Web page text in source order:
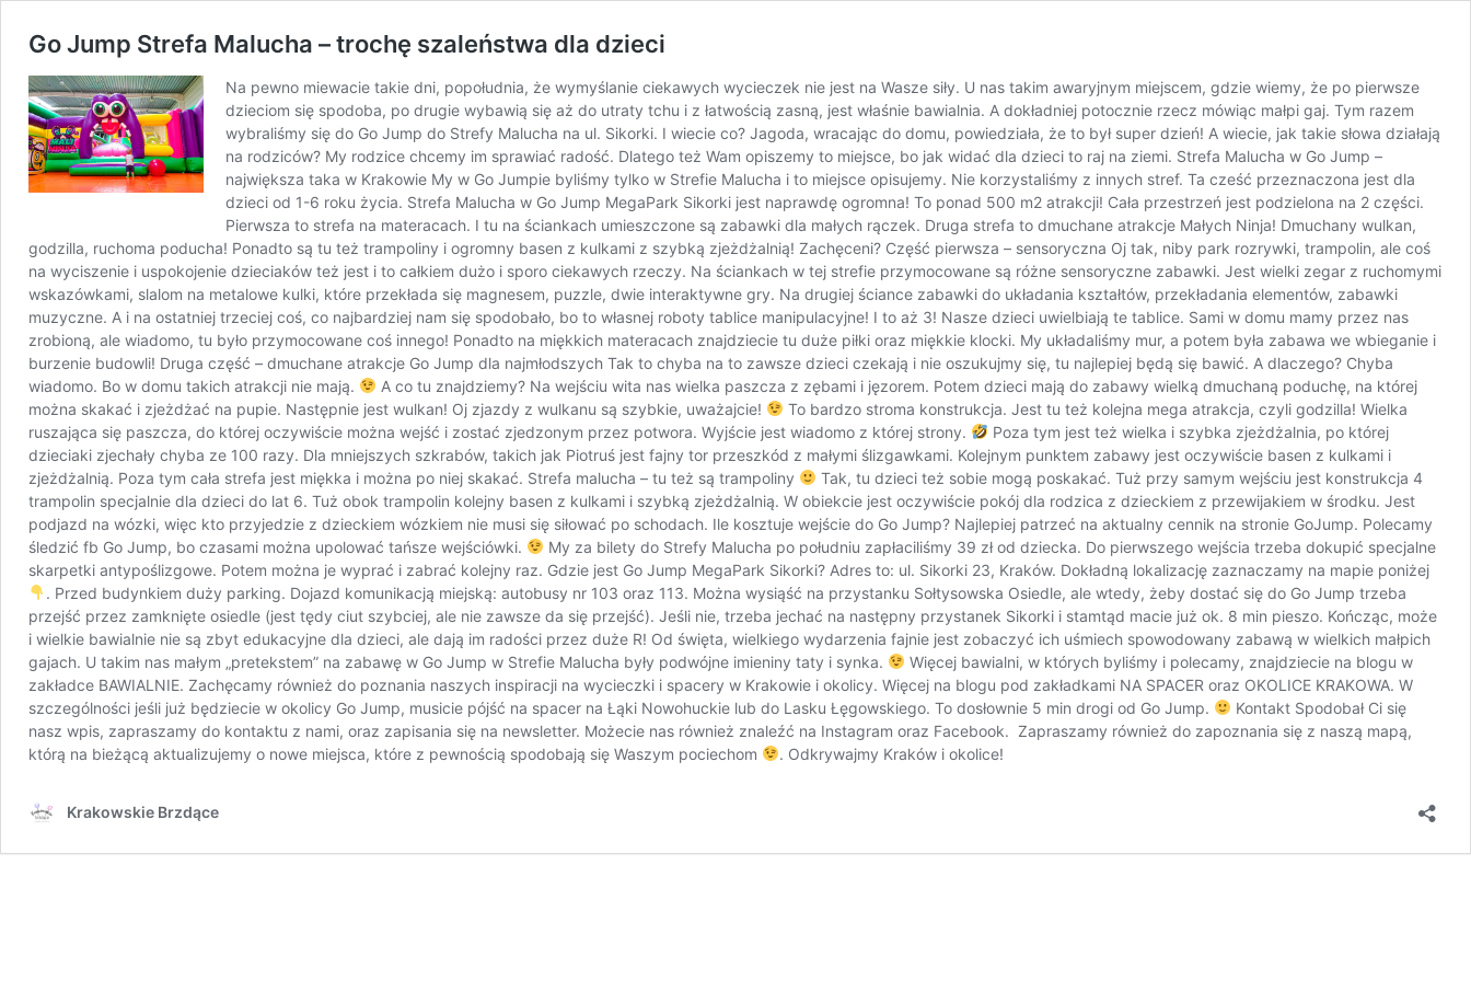
Go Jump Strefa Malucha – trochę szaleństwa dla dzieci
Na pewno miewacie takie dni, popołudnia, że wymyślanie ciekawych wycieczek nie jest na Wasze siły. U nas takim awaryjnym miejscem, gdzie wiemy, że po pierwsze
dzieciom się spodoba, po drugie wybawią się aż do utraty tchu i z łatwością zasną, jest właśnie bawialnia. A dokładniej potocznie rzecz mówiąc małpi gaj. Tym razem
wybraliśmy się do Go Jump do Strefy Malucha na ul. Sikorki. I wiecie co? Jagoda, wracając do domu, powiedziała, że to był super dzień! A wiecie, jak takie słowa działają
na rodziców? My rodzice chcemy im sprawiać radość. Dlatego też Wam opiszemy to miejsce, bo jak widać dla dzieci to raj na ziemi. Strefa Malucha w Go Jump –
największa taka w Krakowie My w Go Jumpie byliśmy tylko w Strefie Malucha i to miejsce opisujemy. Nie korzystaliśmy z innych stref. Ta cześć przeznaczona jest dla
dzieci od 1-6 roku życia. Strefa Malucha w Go Jump MegaPark Sikorki jest naprawdę ogromna! To ponad 500 m2 atrakcji! Cała przestrzeń jest podzielona na 2 części.
Pierwsza to strefa na materacach. I tu na ściankach umieszczone są zabawki dla małych rączek. Druga strefa to dmuchane atrakcje Małych Ninja! Dmuchany wulkan,
godzilla, ruchoma poducha! Ponadto są tu też trampoliny i ogromny basen z kulkami z szybką zjeżdżalnią! Zachęceni? Część pierwsza – sensoryczna Oj tak, niby park rozrywki, trampolin, ale coś
na wyciszenie i uspokojenie dzieciaków też jest i to całkiem dużo i sporo ciekawych rzeczy. Na ściankach w tej strefie przymocowane są różne sensoryczne zabawki. Jest wielki zegar z ruchomymi
wskazówkami, slalom na metalowe kulki, które przekłada się magnesem, puzzle, dwie interaktywne gry. Na drugiej ściance zabawki do układania kształtów, przekładania elementów, zabawki
muzyczne. A i na ostatniej trzeciej coś, co najbardziej nam się spodobało, bo to własnej roboty tablice manipulacyjne! I to aż 3! Nasze dzieci uwielbiają te tablice. Sami w domu mamy przez nas
zrobioną, ale wiadomo, tu było przymocowane coś innego! Ponadto na miękkich materacach znajdziecie tu duże piłki oraz miękkie klocki. My układaliśmy mur, a potem była zabawa we wbieganie i
burzenie budowli! Druga część – dmuchane atrakcje Go Jump dla najmłodszych Tak to chyba na to zawsze dzieci czekają i nie oszukujmy się, tu najlepiej będą się bawić. A dlaczego? Chyba
wiadomo. Bo w domu takich atrakcji nie mają.
A co tu znajdziemy? Na wejściu wita nas wielka paszcza z zębami i jęzorem. Potem dzieci mają do zabawy wielką dmuchaną poduchę, na której
można skakać i zjeżdżać na pupie. Następnie jest wulkan! Oj zjazdy z wulkanu są szybkie, uważajcie!
To bardzo stroma konstrukcja. Jest tu też kolejna mega atrakcja, czyli godzilla! Wielka
ruszająca się paszcza, do której oczywiście można wejść i zostać zjedzonym przez potwora. Wyjście jest wiadomo z której strony.
Poza tym jest też wielka i szybka zjeżdżalnia, po której
dzieciaki zjechały chyba ze 100 razy. Dla mniejszych szkrabów, takich jak Piotruś jest fajny tor przeszkód z małymi ślizgawkami. Kolejnym punktem zabawy jest oczywiście basen z kulkami i
zjeżdżalnią. Poza tym cała strefa jest miękka i można po niej skakać. Strefa malucha – tu też są trampoliny
Tak, tu dzieci też sobie mogą poskakać. Tuż przy samym wejściu jest konstrukcja 4
trampolin specjalnie dla dzieci do lat 6. Tuż obok trampolin kolejny basen z kulkami i szybką zjeżdżalnią. W obiekcie jest oczywiście pokój dla rodzica z dzieckiem z przewijakiem w środku. Jest
podjazd na wózki, więc kto przyjedzie z dzieckiem wózkiem nie musi się siłować po schodach. Ile kosztuje wejście do Go Jump? Najlepiej patrzeć na aktualny cennik na stronie GoJump. Polecamy
śledzić fb Go Jump, bo czasami można upolować tańsze wejściówki.
My za bilety do Strefy Malucha po południu zapłaciliśmy 39 zł od dziecka. Do pierwszego wejścia trzeba dokupić specjalne
skarpetki antypoślizgowe. Potem można je wyprać i zabrać kolejny raz. Gdzie jest Go Jump MegaPark Sikorki? Adres to: ul. Sikorki 23, Kraków. Dokładną lokalizację zaznaczamy na mapie poniżej
. Przed budynkiem duży parking. Dojazd komunikacją miejską: autobusy nr 103 oraz 113. Można wysiąść na przystanku Sołtysowska Osiedle, ale wtedy, żeby dostać się do Go Jump trzeba
przejść przez zamknięte osiedle (jest tędy ciut szybciej, ale nie zawsze da się przejść). Jeśli nie, trzeba jechać na następny przystanek Sikorki i stamtąd macie już ok. 8 min pieszo. Kończąc, może
i wielkie bawialnie nie są zbyt edukacyjne dla dzieci, ale dają im radości przez duże R! Od święta, wielkiego wydarzenia fajnie jest zobaczyć ich uśmiech spowodowany zabawą w wielkich małpich
gajach. U takim nas małym „pretekstem” na zabawę w Go Jump w Strefie Malucha były podwójne imieniny taty i synka.
Więcej bawialni, w których byliśmy i polecamy, znajdziecie na blogu w
zakładce BAWIALNIE. Zachęcamy również do poznania naszych inspiracji na wycieczki i spacery w Krakowie i okolicy. Więcej na blogu pod zakładkami NA SPACER oraz OKOLICE KRAKOWA. W
szczególności jeśli już będziecie w okolicy Go Jump, musicie pójść na spacer na Łąki Nowohuckie lub do Lasku Łęgowskiego. To dosłownie 5 min drogi od Go Jump.
Kontakt Spodobał Ci się
nasz wpis, zapraszamy do kontaktu z nami, oraz zapisania się na newsletter. Możecie nas również znaleźć na Instagram oraz Facebook. Zapraszamy również do zapoznania się z naszą mapą,
którą na bieżącą aktualizujemy o nowe miejsca, które z pewnością spodobają się Waszym pociechom
. Odkrywajmy Kraków i okolice!
Krakowskie Brzdące